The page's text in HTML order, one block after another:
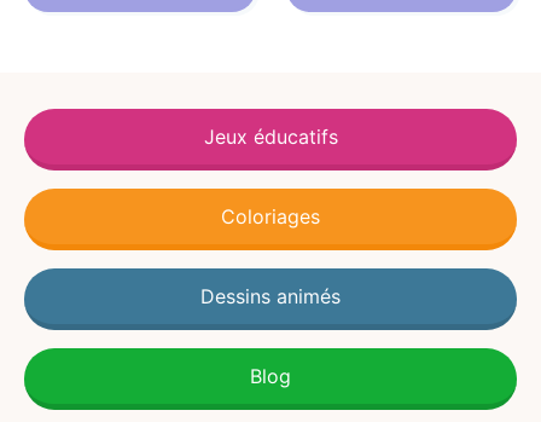
Jeux éducatifs
Coloriages
Dessins animés
Blog